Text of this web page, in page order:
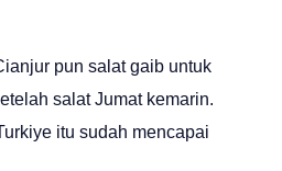
pun salat gaib untuk
salat Jumat kemarin.
itu sudah mencapai